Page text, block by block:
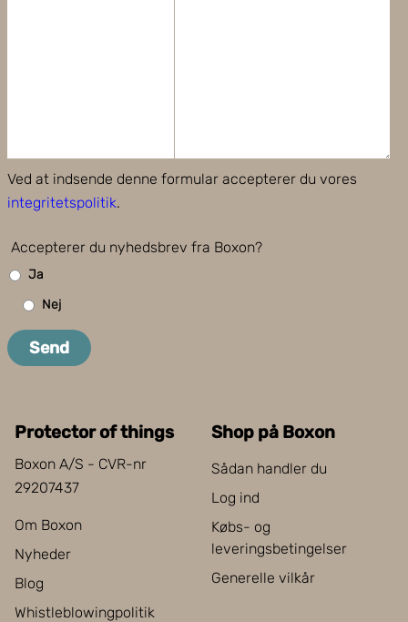
Ved at indsende denne formular accepterer du vores
integritetspolitik.
Accepterer du nyhedsbrev fra Boxon?
Ja
Nej
Send
Protector of things
Boxon A/S - CVR-nr
29207437
Om Boxon
Nyheder
Blog
Whistleblowingpolitik
Shop på Boxon
Sådan handler du
Log ind
Købs- og
leveringsbetingelser
Generelle vilkår